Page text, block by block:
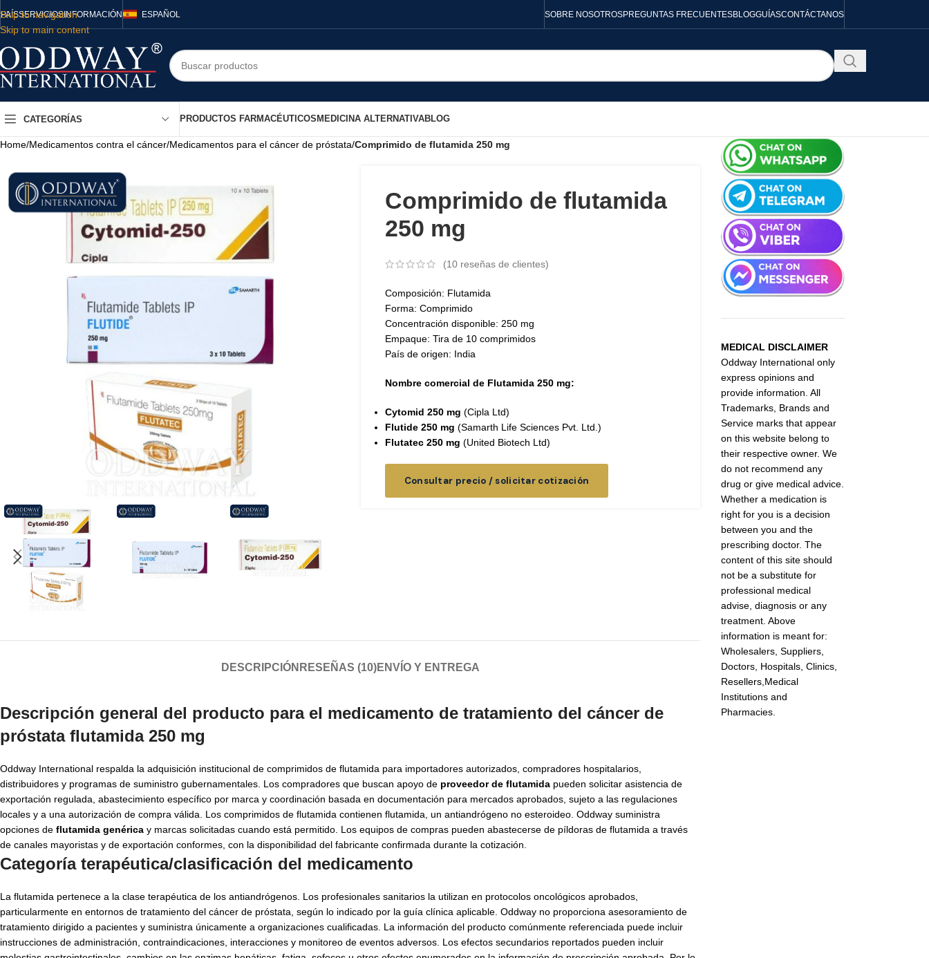
Skip to navigation
Skip to main content
PAÍSSERVICIOSINFORMACIÓN ESPAÑOL SOBRE NOSOTROSPREGUNTAS FRECUENTESBLOGGUÍASCONTÁCTANOS
CATEGORÍAS PRODUCTOS FARMACÉUTICOS MEDICINA ALTERNATIVABLOG
Home/Medicamentos contra el cáncer/Medicamentos para el cáncer de próstata/Comprimido de flutamida 250 mg
Comprimido de flutamida
250 mg
(10reseñas de clientes)
Composición: Flutamida
Forma: Comprimido
Concentración disponible: 250 mg
Empaque: Tira de 10 comprimidos
País de origen: India
Nombre comercial de Flutamida 250 mg:
Cytomid 250 mg (Cipla Ltd)
Flutide 250 mg (Samarth Life Sciences Pvt. Ltd.)
Flutatec 250 mg (United Biotech Ltd)
Consultar precio / solicitar cotización
DESCRIPCIÓN RESEÑAS (10)ENVÍO Y ENTREGA
Descripción general del producto para el medicamento de tratamiento del cáncer de
próstata flutamida 250 mg
Oddway International respalda la adquisición institucional de comprimidos de flutamida para importadores autorizados, compradores hospitalarios,
distribuidores y programas de suministro gubernamentales. Los compradores que buscan apoyo de proveedor de flutamida pueden solicitar asistencia de
exportación regulada, abastecimiento específico por marca y coordinación basada en documentación para mercados aprobados, sujeto a las regulaciones
locales y a una autorización de compra válida. Los comprimidos de flutamida contienen flutamida, un antiandrógeno no esteroideo. Oddway suministra
opciones de flutamida genérica y marcas solicitadas cuando está permitido. Los equipos de compras pueden abastecerse de píldoras de flutamida a través
de canales mayoristas y de exportación conformes, con la disponibilidad del fabricante confirmada durante la cotización.
Categoría terapéutica/clasificación del medicamento
La flutamida pertenece a la clase terapéutica de los antiandrógenos. Los profesionales sanitarios la utilizan en protocolos oncológicos aprobados,
particularmente en entornos de tratamiento del cáncer de próstata, según lo indicado por la guía clínica aplicable. Oddway no proporciona asesoramiento de
tratamiento dirigido a pacientes y suministra únicamente a organizaciones cualificadas. La información del producto comúnmente referenciada puede incluir
instrucciones de administración, contraindicaciones, interacciones y monitoreo de eventos adversos. Los efectos secundarios reportados pueden incluir
MEDICAL DISCLAIMER
Oddway International only
express opinions and
provide information. All
Trademarks, Brands and
Service marks that appear
on this website belong to
their respective owner. We
do not recommend any
drug or give medical advice.
Whether a medication is
right for you is a decision
between you and the
prescribing doctor. The
content of this site should
not be a substitute for
professional medical
advise, diagnosis or any
treatment. Above
information is meant for:
Wholesalers, Suppliers,
Doctors, Hospitals, Clinics,
Resellers,Medical
Institutions and
Pharmacies.